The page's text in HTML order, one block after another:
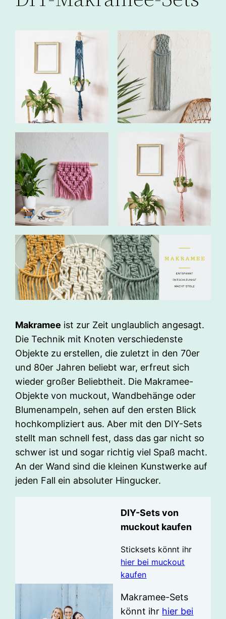
Makramee ist zur Zeit unglaublich angesagt.
Die Technik mit Knoten verschiedenste
Objekte zu erstellen, die zuletzt in den 70er
und 80er Jahren beliebt war, erfreut sich
wieder großer Beliebtheit. Die Makramee-
Objekte von muckout, Wandbehänge oder
Blumenampeln, sehen auf den ersten Blick
hochkompliziert aus. Aber mit den DIY-Sets
stellt man schnell fest, dass das gar nicht so
schwer ist und sogar richtig viel Spaß macht.
An der Wand sind die kleinen Kunstwerke auf
jeden Fall ein absoluter Hingucker.
DIY-Sets von
muckout kaufen
Sticksets könnt ihr
hier bei muckout
kaufen
Makramee-Sets
könnt ihr hier bei